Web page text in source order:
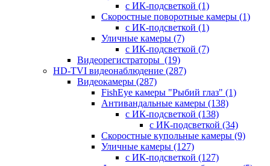
с ИК-подсветкой (1)
Скоростные поворотные камеры (1)
с ИК-подсветкой (1)
Уличные камеры (7)
с ИК-подсветкой (7)
Видеорегистраторы (19)
HD-TVI видеонаблюдение (287)
Видеокамеры (287)
FishEye камеры "Рыбий глаз" (1)
Антивандальные камеры (138)
с ИК-подсветкой (138)
с ИК-подсветкой (34)
Скоростные купольные камеры (9)
Уличные камеры (127)
с ИК-подсветкой (127)